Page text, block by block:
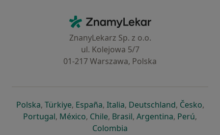
ZnamyLekar - Hlavní stránka
ZnanyLekarz Sp. z o.o.
ul. Kolejowa 5/7
01-217 Warszawa, Polska
Polskase otevře v nové záložce
, Türkiyese otevře v nové záložce
, Españase otevře v nové záložce
, Italiase otevře v nové záložce
, Deutschlandse otevře v
, Českose
,
Portugalse otevře v nové záložce
, Méxicose otevře v nové záložce
, Chilese otevře v nové záložce
, Brasilse otevře v nové
, Argentinase otevře v
, Perúse
,
Colombia